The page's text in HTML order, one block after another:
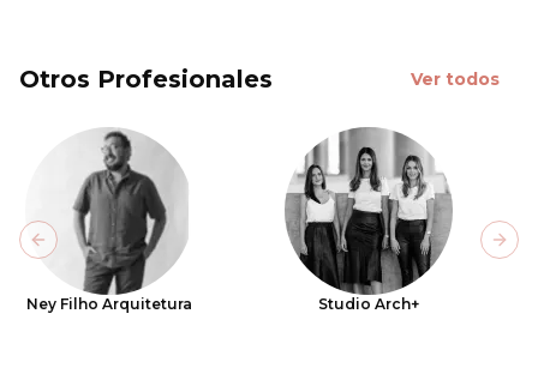
Otros Profesionales Ver todos
Ney Filho Arquitetura Studio Arch+
Previous slide